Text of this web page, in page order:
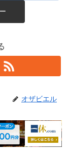
オザビエル